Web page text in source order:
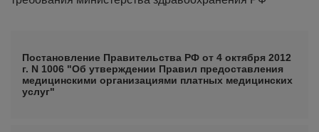
Постановление Правительства РФ от 4 октября 2012
г. N 1006 "Об утверждении Правил предоставления
медицинскими организациями платных медицинских
услуг"